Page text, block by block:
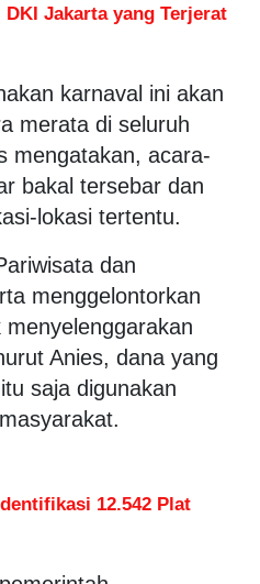
Jakarta yang Terjerat
karnaval ini akan
merata di seluruh
mengatakan, acara-
bakal tersebar dan
lokasi tertentu.
dan
menggelontorkan
Anies, dana yang
saja digunakan
12.542 Plat